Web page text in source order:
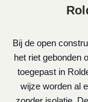
Bij de open
het riet gebonden
toegepast in
wijze worden al